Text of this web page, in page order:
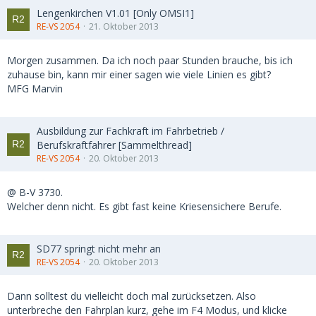
Lengenkirchen V1.01 [Only OMSI1]
RE-VS 2054 21. Oktober 2013
Morgen zusammen. Da ich noch paar Stunden brauche, bis ich
zuhause bin, kann mir einer sagen wie viele Linien es gibt?
MFG Marvin
Ausbildung zur Fachkraft im Fahrbetrieb /
Berufskraftfahrer [Sammelthread]
RE-VS 2054 20. Oktober 2013
@ B-V 3730.
Welcher denn nicht. Es gibt fast keine Kriesensichere Berufe.
SD77 springt nicht mehr an
RE-VS 2054 20. Oktober 2013
Dann solltest du vielleicht doch mal zurücksetzen. Also
unterbreche den Fahrplan kurz, gehe im F4 Modus, und klicke